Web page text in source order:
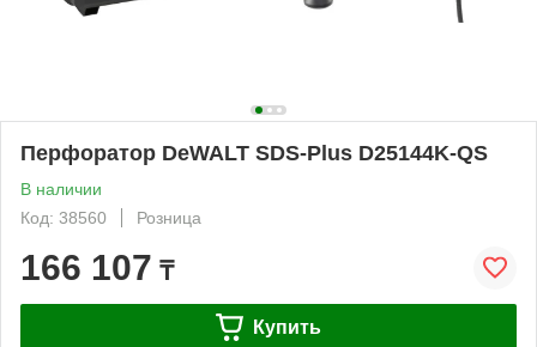
Перфоратор DeWALT SDS-Plus D25144K-QS
В наличии
Код: 38560
Розница
166 107 ₸
Купить